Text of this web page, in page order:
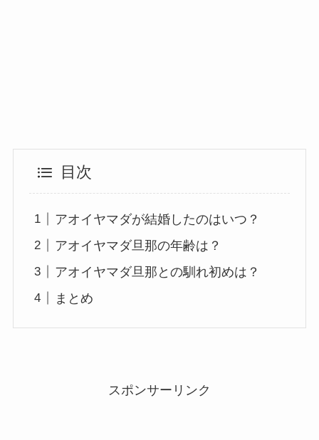
目次
アオイヤマダが結婚したのはいつ？
アオイヤマダ旦那の年齢は？
アオイヤマダ旦那との馴れ初めは？
まとめ
スポンサーリンク